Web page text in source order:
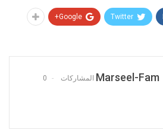
Twitter
Google+
Marseel-Fam
0